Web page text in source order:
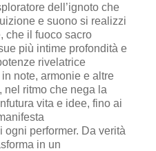
dell’ignoto che
e suono si realizzi
che il fuoco sacro
più intime profondità e
rivelatrice
note, armonie e altre
nel ritmo che nega la
vita e idee, fino ai
ogni performer. Da verità
in un